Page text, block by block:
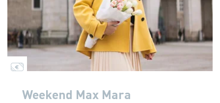
Weekend Max Mara